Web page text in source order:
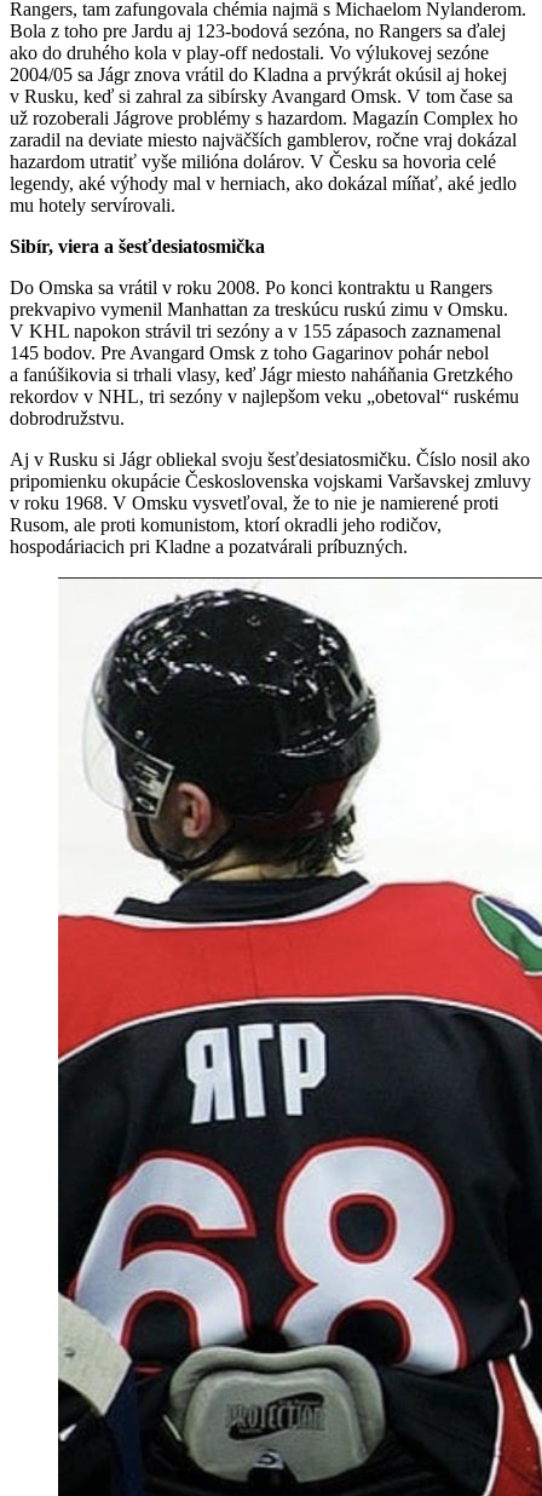
Rangers, tam zafungovala chémia najmä s Michaelom Nylanderom.
Bola z toho pre Jardu aj 123-bodová sezóna, no Rangers sa ďalej
ako do druhého kola v play-off nedostali. Vo výlukovej sezóne
2004/05 sa Jágr znova vrátil do Kladna a prvýkrát okúsil aj hokej
v Rusku, keď si zahral za sibírsky Avangard Omsk. V tom čase sa
už rozoberali Jágrove problémy s hazardom. Magazín Complex ho
zaradil na deviate miesto najväčších gamblerov, ročne vraj dokázal
hazardom utratiť vyše milióna dolárov. V Česku sa hovoria celé
legendy, aké výhody mal v herniach, ako dokázal míňať, aké jedlo
mu hotely servírovali.
Sibír, viera a šesťdesiatosmička
Do Omska sa vrátil v roku 2008. Po konci kontraktu u Rangers
prekvapivo vymenil Manhattan za treskúcu ruskú zimu v Omsku.
V KHL napokon strávil tri sezóny a v 155 zápasoch zaznamenal
145 bodov. Pre Avangard Omsk z toho Gagarinov pohár nebol
a fanúšikovia si trhali vlasy, keď Jágr miesto naháňania Gretzkého
rekordov v NHL, tri sezóny v najlepšom veku „obetoval“ ruskému
dobrodružstvu.
Aj v Rusku si Jágr obliekal svoju šesťdesiatosmičku. Číslo nosil ako
pripomienku okupácie Československa vojskami Varšavskej zmluvy
v roku 1968. V Omsku vysvetľoval, že to nie je namierené proti
Rusom, ale proti komunistom, ktorí okradli jeho rodičov,
hospodáriacich pri Kladne a pozatvárali príbuzných.